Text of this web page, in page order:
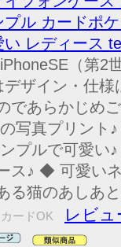
ル カードポ
い レディース
（第2
ザイン・仕様
であらかじ
写真プリント
プルで可愛い
ス♪ ◆ 可愛い
る猫のあしあ
ードOK
レビュ